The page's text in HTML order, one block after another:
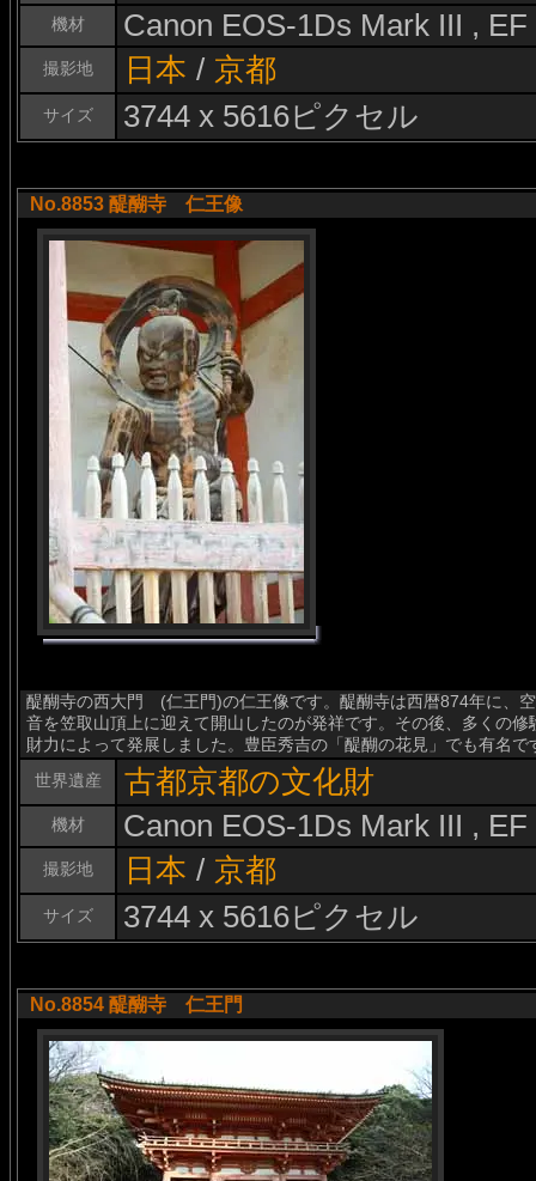
機材 Canon EOS-1Ds Mark III ,
撮影地 日本 / 京都
サイズ 3744 x 5616ピクセル
No.8853 醍醐寺 仁王像
醍醐寺の西大門 (仁王門)の仁王像です。醍醐寺は西暦874年に、
音を笠取山頂上に迎えて開山したのが発祥です。その後、多くの
財力によって発展しました。豊臣秀吉の「醍醐の花見」でも有名で
世界遺産
古都京都の文化財
機材 Canon EOS-1Ds Mark III ,
撮影地 日本 / 京都
サイズ 3744 x 5616ピクセル
No.8854 醍醐寺 仁王門